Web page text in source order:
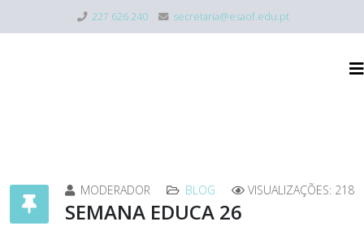
227 626 240 secretaria@esaof.edu.pt
MODERADOR BLOG VISUALIZAÇÕES: 218
SEMANA EDUCA 26